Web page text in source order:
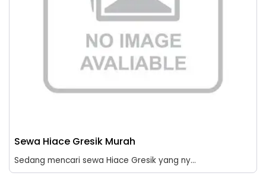
Sewa Hiace Gresik Murah
Sedang mencari sewa Hiace Gresik yang ny...